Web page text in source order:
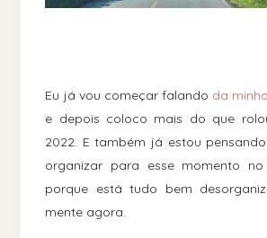
Eu já vou começar falando da
e depois coloco mais do que
2022. E também já estou
organizar para esse momento
porque está tudo bem
mente agora.